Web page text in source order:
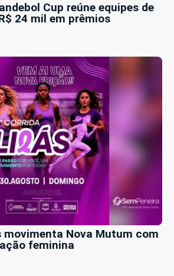
Cup reúne equipes de
24 mil em prêmios
movimenta Nova Mutum com
feminina